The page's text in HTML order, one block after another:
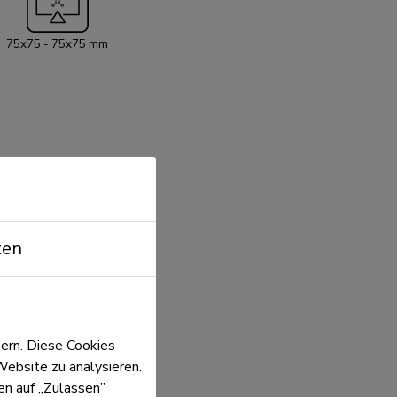
75x75 - 75x75 mm
Diese Cookies
zu analysieren.
auf „Zulassen”